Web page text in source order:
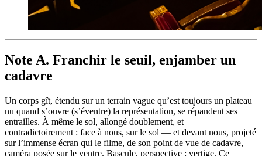
Note A. Franchir le seuil, enjamber un
cadavre
Un corps gît, étendu sur un terrain vague qu’est toujours un plateau
nu quand s’ouvre (s’éventre) la représentation, se répandent ses
entrailles. À même le sol, allongé doublement, et
contradictoirement : face à nous, sur le sol — et devant nous, projeté
sur l’immense écran qui le filme, de son point de vue de cadavre,
caméra posée sur le ventre. Bascule, perspective : vertige. Ce